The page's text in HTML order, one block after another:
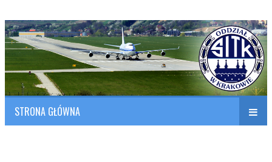
SITK RP Oddział w KRAKOWIE
Polish Association of Engineers & Technicians of Transportation
STRONA GŁÓWNA